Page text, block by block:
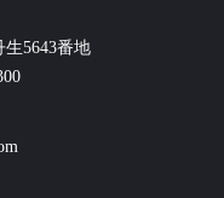
5643番地